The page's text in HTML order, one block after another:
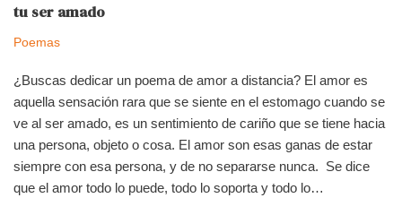
tu ser amado
Poemas
¿Buscas dedicar un poema de amor a distancia? El amor es
aquella sensación rara que se siente en el estomago cuando se
ve al ser amado, es un sentimiento de cariño que se tiene hacia
una persona, objeto o cosa. El amor son esas ganas de estar
siempre con esa persona, y de no separarse nunca. Se dice
que el amor todo lo puede, todo lo soporta y todo lo…